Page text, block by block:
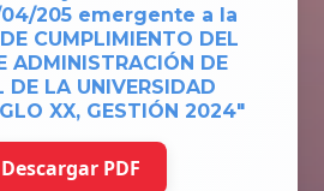
04/205 emergente a la
CUMPLIMIENTO DEL
ADMINISTRACIÓN DE
DE LA UNIVERSIDAD
XX, GESTIÓN 2024"
Descargar PDF